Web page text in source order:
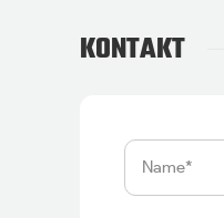
KONTAKT